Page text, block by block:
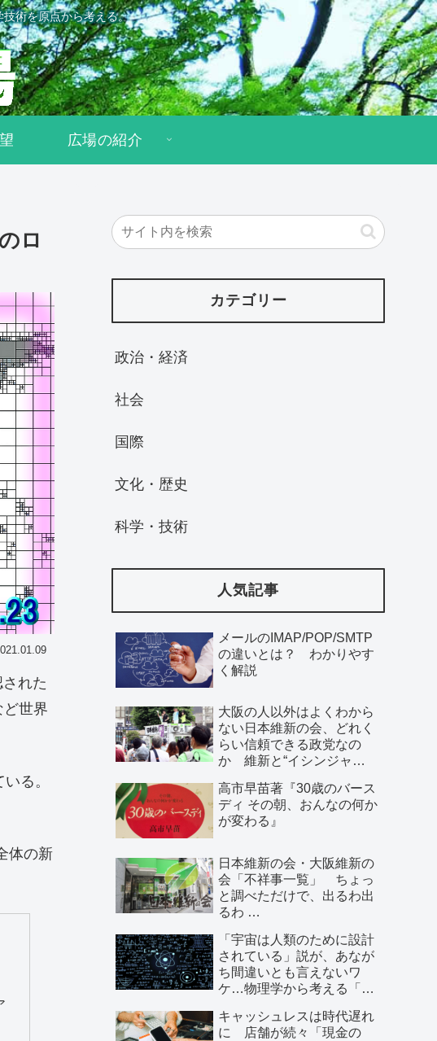
術を原点から考える。
広場の紹介
ロ
れた
世界
る。
体の新
カテゴリー
政治・経済
社会
国際
文化・歴史
科学・技術
人気記事
メールのIMAP/POP/SMTP
の違いとは？ わかりやす
く解説
大阪の人以外はよくわから
ない日本維新の会、どれく
らい信頼できる政党なの
か 維新と“イシンジャ
る、大阪で起きていること
高市早苗著『30歳のバース
ディ その朝、おんなの何か
が変わる』
日本維新の会・大阪維新の
会「不祥事一覧」 ちょっ
と調べただけで、出るわ出
るわ …
「宇宙は人類のために設計
されている」説が、あなが
ち間違いとも言えないワ
ケ…物理学から考える「こ
キャッシュレスは時代遅れ
に 店舗が続々「現金の